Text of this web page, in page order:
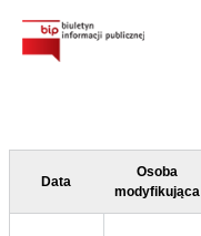
Data
Osoba
modyfikująca